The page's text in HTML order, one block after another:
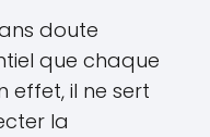
doute
que chaque
effet, il ne sert
la